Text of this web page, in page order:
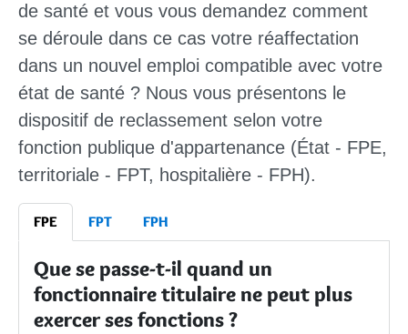
de santé et vous vous demandez comment
se déroule dans ce cas votre réaffectation
dans un nouvel emploi compatible avec votre
état de santé ? Nous vous présentons le
dispositif de reclassement selon votre
fonction publique d'appartenance (État - FPE,
territoriale - FPT, hospitalière - FPH).
FPE FPT FPH
Que se passe-t-il quand un
fonctionnaire titulaire ne peut plus
exercer ses fonctions ?